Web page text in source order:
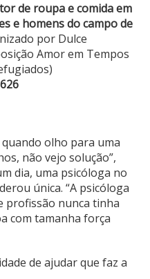
de roupa e comida em
e homens do campo de
por Dulce
Amor em Tempos
olho para uma
não vejo solução”,
dia, uma psicóloga no
única. “A psicóloga
profissão nunca tinha
com tamanha força
de ajudar que faz a